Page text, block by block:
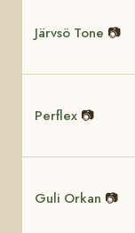
Järvsö Tone 📷
Perflex 📷
Guli Orkan 📷